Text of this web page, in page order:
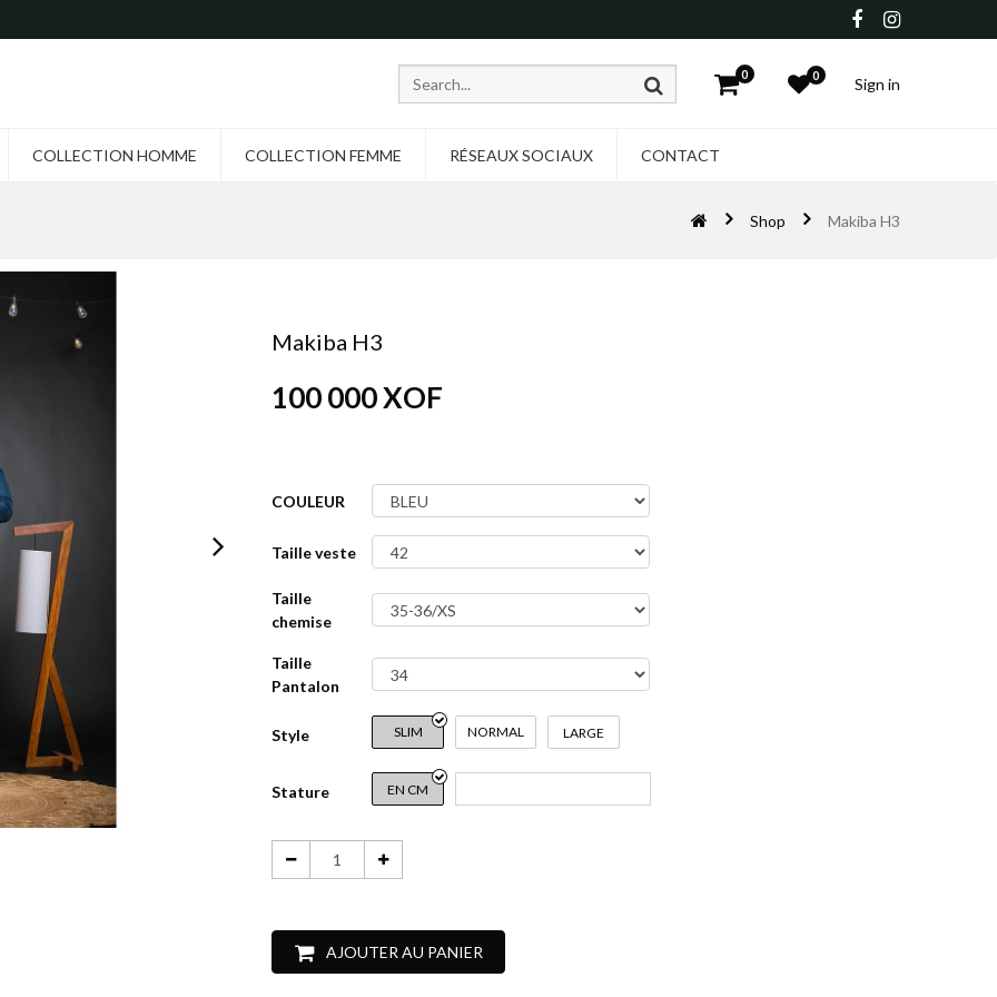
0 0 Sign in
COLLECTION HOMME COLLECTION FEMME RÉSEAUX SOCIAUX CONTACT
Shop Makiba H3
Makiba H3
100 000XOF
COULEUR
Taille veste
Taille
chemise
Taille
Pantalon
Style SLIM NORMAL LARGE
Stature EN CM
AJOUTER AU PANIER